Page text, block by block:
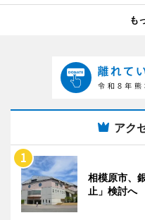
も
アク
相模原市、
止」検討へ